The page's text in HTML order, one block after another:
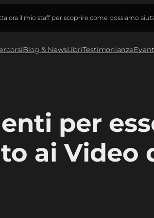
ora il mio staff per scoprire come possiamo
Blog & NewsLibriTestimonianze
per
ai Video